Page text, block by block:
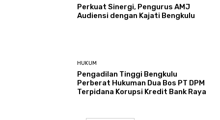
Perkuat Sinergi, Pengurus AMJ
Audiensi dengan Kajati Bengkulu
HUKUM
Pengadilan Tinggi Bengkulu
Perberat Hukuman Dua Bos PT DPM
Terpidana Korupsi Kredit Bank Raya